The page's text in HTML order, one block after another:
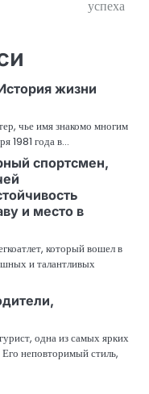
успеха
жизни
чье имя знакомо многим
1981 года в…
спортсмен,
и место в
который вошел в
и талантливых
одна из самых ярких
неповторимый стиль,